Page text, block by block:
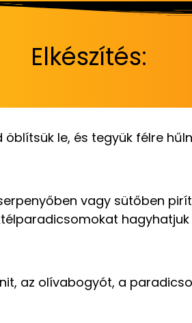
Elkészítés:
le, és tegyük félre
vagy sütőben
az olívabogyót, a